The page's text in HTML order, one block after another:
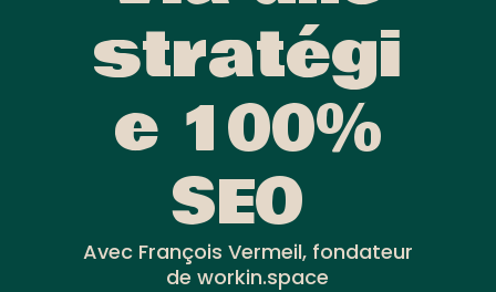
stratégi
e 100%
SEO
Avec François Vermeil, fondateur
de workin.space